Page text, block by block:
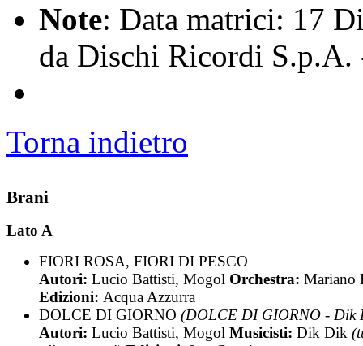
Note: Data matrici: 17
da Dischi Ricordi
Torna indietro
Brani
Lato A
FIORI ROSA, FIORI DI PESCO
Autori: Lucio Battisti, Mogol Orchestra: Mariano
Edizioni: Acqua Azzurra
DOLCE DI GIORNO (DOLCE DI GIORNO - Dik
Autori: Lucio Battisti, Mogol Musicisti: Dik Dik